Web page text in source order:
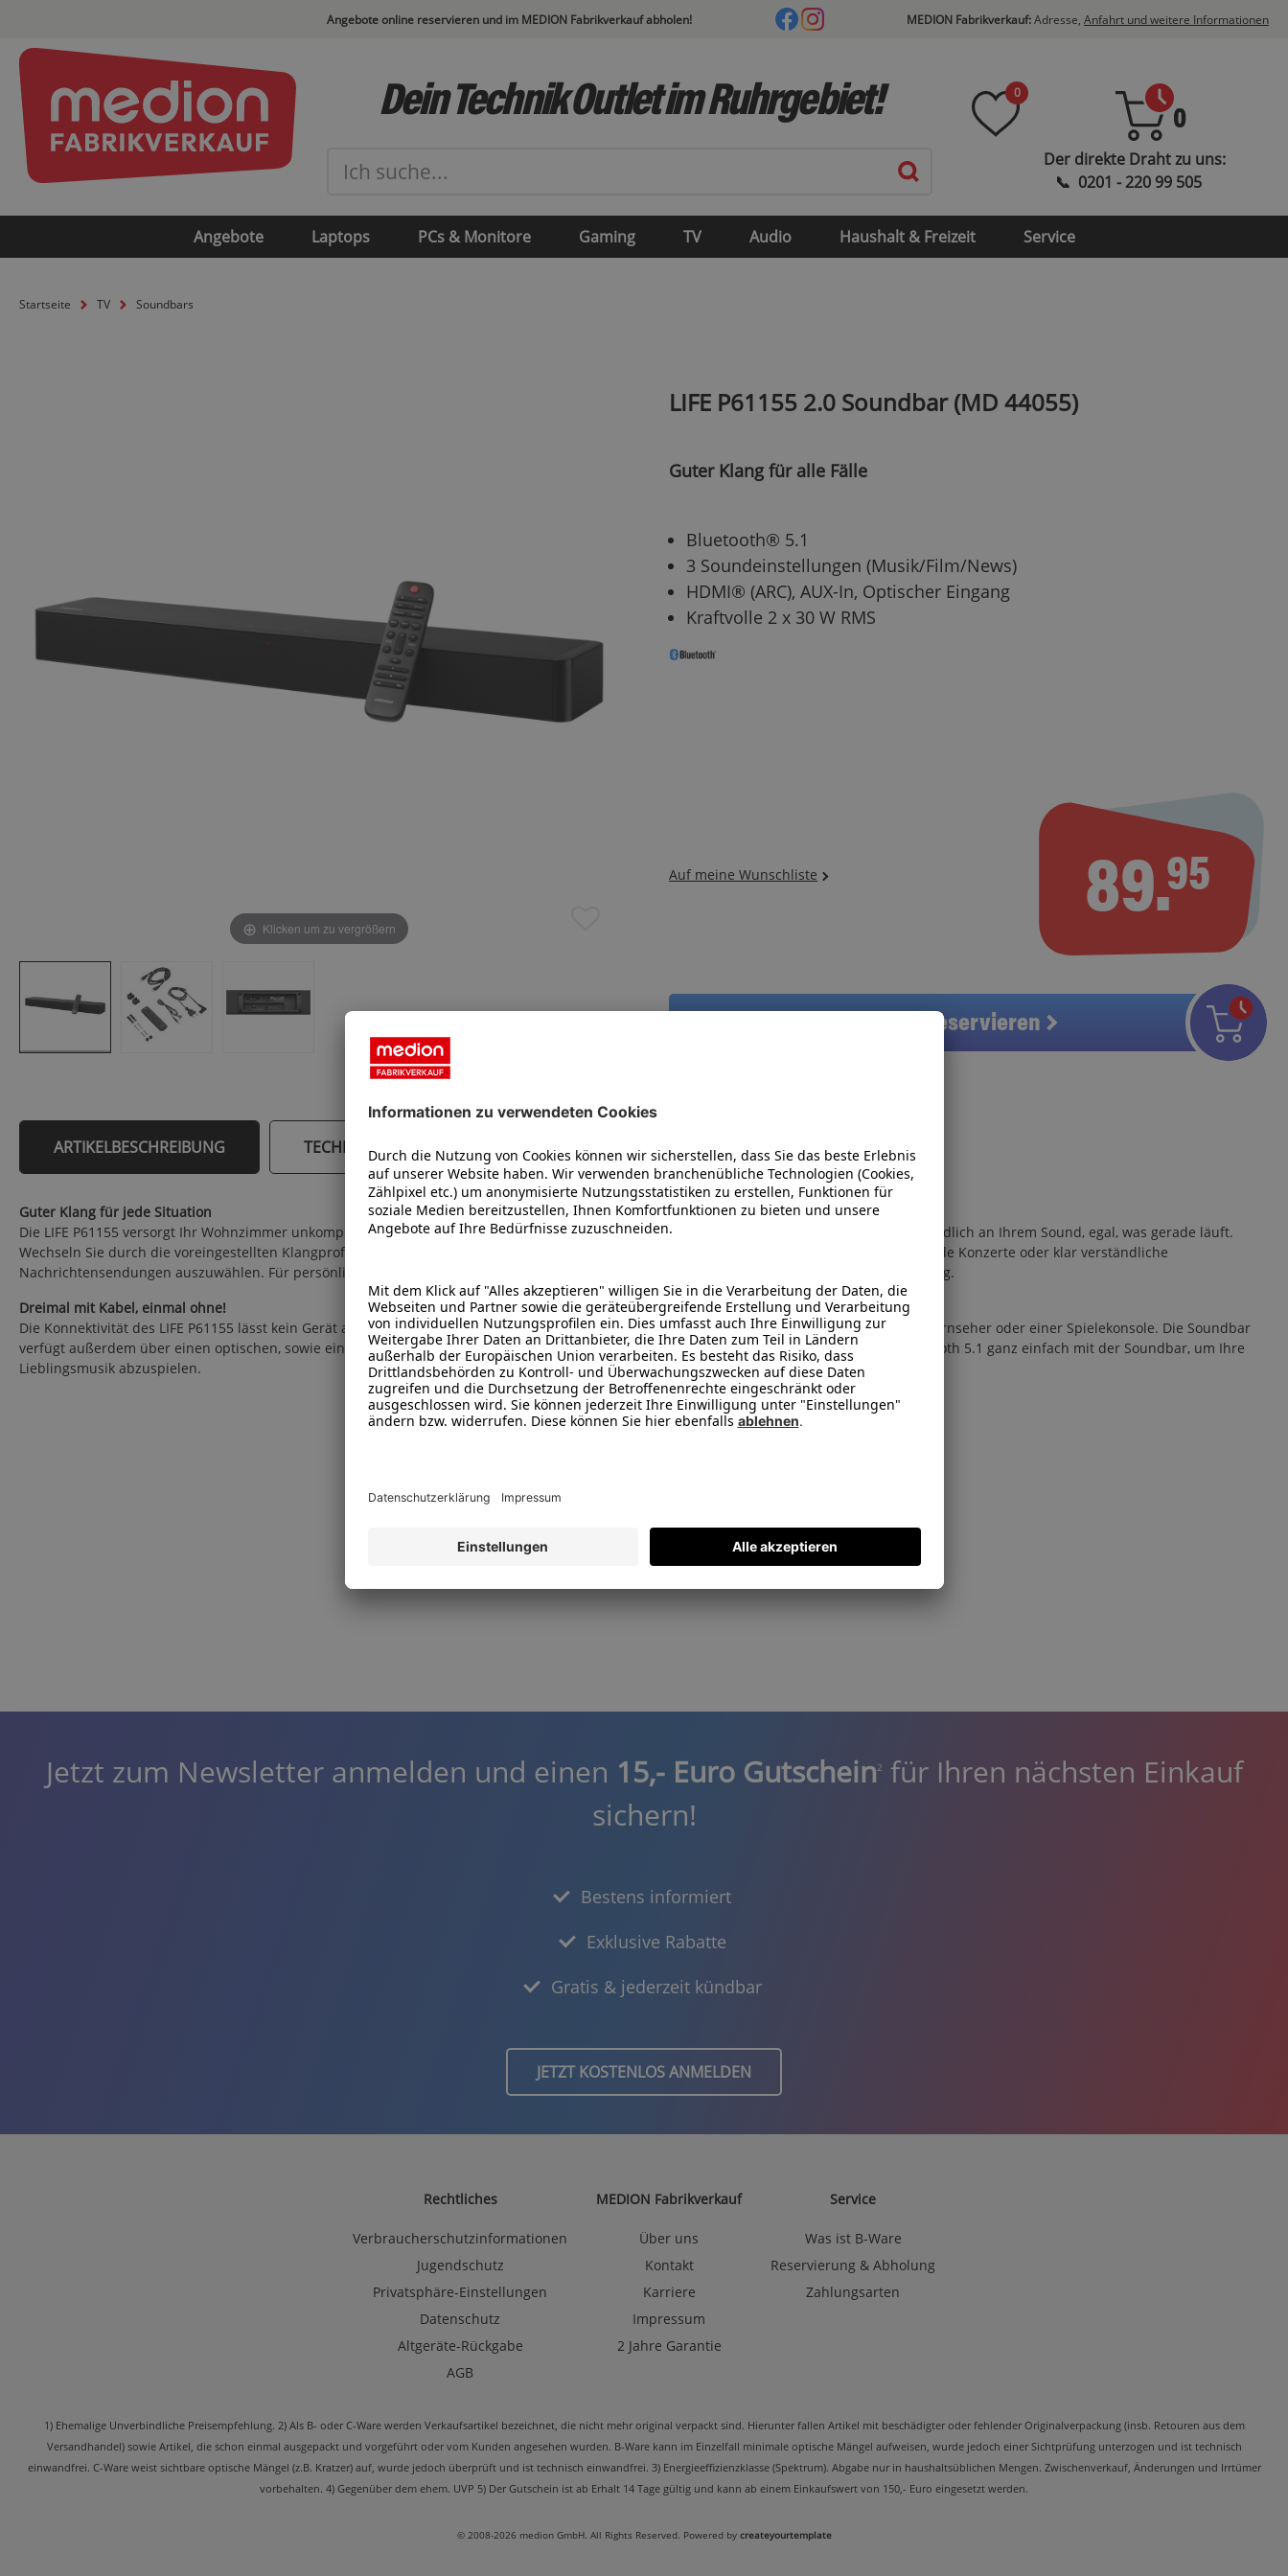
Angebote online reservieren und im MEDION Fabrikverkauf abholen! MEDION Fabrikverkauf:Adresse, Anfahrt und weitere Informationen
0
0
Dein Technik Outlet im Ruhrgebiet!
Angebote Laptops PCs & Monitore Gaming TV Audio Haushalt & Freizeit Service
Startseite TV Soundbars
Klicken um zu vergrößern
LIFE P61155 2.0 Soundbar (MD 44055)
Guter Klang für alle Fälle
Bluetooth® 5.1
3 Soundeinstellungen (Musik/Film/News)
HDMI® (ARC), AUX-In, Optischer Eingang
Kraftvolle 2 x 30 W RMS
89.95
Artikel reservieren
ARTIKELBESCHREIBUNG
Guter Klang für jede Situation
Die LIFE P61155 versorgt Ihr Wohnzimmer unkompliziert mit satten Klängen. Zwei leistungsstarke 30-Watt-Lautsprecher arbeiten dabei unermüdlich an Ihrem Sound, egal, was gerade läuft.
Wechseln Sie durch die voreingestellten Klangprofile „Film“, „Musik“ und „Sprache“, um den perfekten Ton für intensive Blockbuster, mitreißende Konzerte oder klar verständliche
Nachrichtensendungen auszuwählen. Für persönliche Interessen justieren Sie die hohen und tiefen Frequenzen einfach mit der Fernbedienung.
Dreimal mit Kabel, einmal ohne!
Die Konnektivität des LIFE P61155 lässt kein Gerät außen vor. Der HDMI-ARC-Anschluss ermöglicht die unkomplizierte Verbindung mit einem Fernseher oder einer Spielekonsole. Die Soundbar
verfügt außerdem über einen optischen, sowie einen 3,5 mm-Audio-Eingang. Mobile Geräte (wie Handys und Tablets) verbinden Sie per Bluetooth 5.1 ganz einfach mit der Soundbar, um Ihre
Lieblingsmusik abzuspielen.
TECHNISCHE DATEN
Ähnliche Artikel
Jetzt zum Newsletter anmelden und einen 15,- Euro Gutschein2
für Ihren nächsten Einkauf
sichern!
Bestens informiert
Exklusive Rabatte
Gratis & jederzeit kündbar
JETZT KOSTENLOS ANMELDEN
Rechtliches
Verbraucherschutzinformationen
Jugendschutz
Privatsphäre-Einstellungen
Datenschutz
Altgeräte-Rückgabe
AGB
MEDION Fabrikverkauf
Über uns
Kontakt
Karriere
Impressum
2 Jahre Garantie
Service
Was ist B-Ware
Reservierung & Abholung
Zahlungsarten
1) Ehemalige Unverbindliche Preisempfehlung. 2) Als B- oder C-Ware werden Verkaufsartikel bezeichnet, die nicht mehr original verpackt sind. Hierunter fallen Artikel mit beschädigter oder fehlender Originalverpackung (insb. Retouren aus dem
Versandhandel) sowie Artikel, die schon einmal ausgepackt und vorgeführt oder vom Kunden angesehen wurden. B-Ware kann im Einzelfall minimale optische Mängel aufweisen, wurde jedoch einer Sichtprüfung unterzogen und ist technisch
einwandfrei. C-Ware weist sichtbare optische Mängel (z.B. Kratzer) auf, wurde jedoch überprüft und ist technisch einwandfrei. 3) Energieeffizienzklasse (Spektrum). Abgabe nur in haushaltsüblichen Mengen. Zwischenverkauf, Änderungen und Irrtümer
vorbehalten. 4) Gegenüber dem ehem. UVP 5) Der Gutschein ist ab Erhalt 14 Tage gültig und kann ab einem Einkaufswert von 150,- Euro eingesetzt werden.
© 2008-2026 medion GmbH. All Rights Reserved. Powered by createyourtemplate